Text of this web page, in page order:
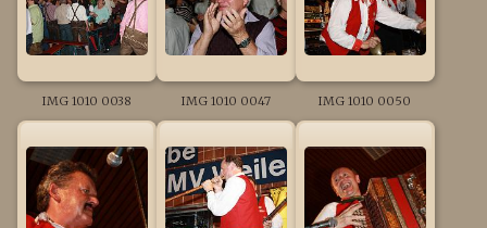
IMG 1010 0038 IMG 1010 0047 IMG 1010 0050